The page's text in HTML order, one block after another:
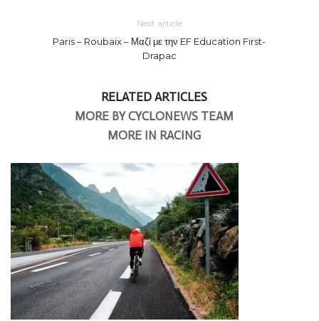
Next article
Paris – Roubaix – Μαζί με την EF Education First-
Drapac
RELATED ARTICLES
MORE BY CYCLONEWS TEAM
MORE IN RACING